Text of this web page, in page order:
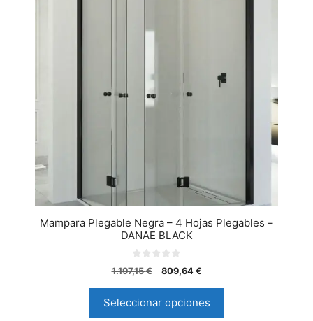
Mampara Plegable Negra – 4 Hojas Plegables –
DANAE BLACK
0
d
5
1.197,15€ 809,64 €
Seleccionar opciones